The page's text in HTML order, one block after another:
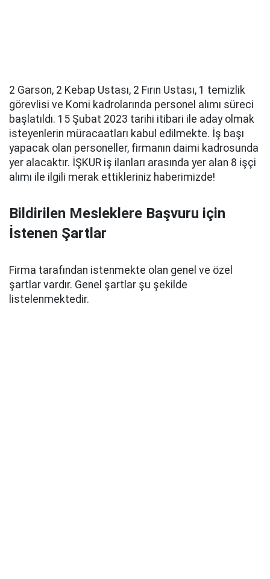
2 Garson, 2 Kebap Ustası, 2 Fırın Ustası, 1 temizlik
görevlisi ve Komi kadrolarında personel alımı süreci
başlatıldı. 15 Şubat 2023 tarihi itibari ile aday olmak
isteyenlerin müracaatları kabul edilmekte. İş başı
yapacak olan personeller, firmanın daimi kadrosunda
yer alacaktır. İŞKUR iş ilanları arasında yer alan 8 işçi
alımı ile ilgili merak ettikleriniz haberimizde!
Bildirilen Mesleklere Başvuru için
İstenen Şartlar
Firma tarafından istenmekte olan genel ve özel
şartlar vardır. Genel şartlar şu şekilde
listelenmektedir.